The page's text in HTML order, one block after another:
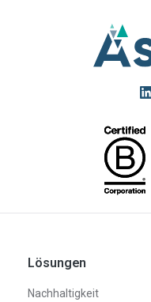
Lösungen
Nachhaltigkeit